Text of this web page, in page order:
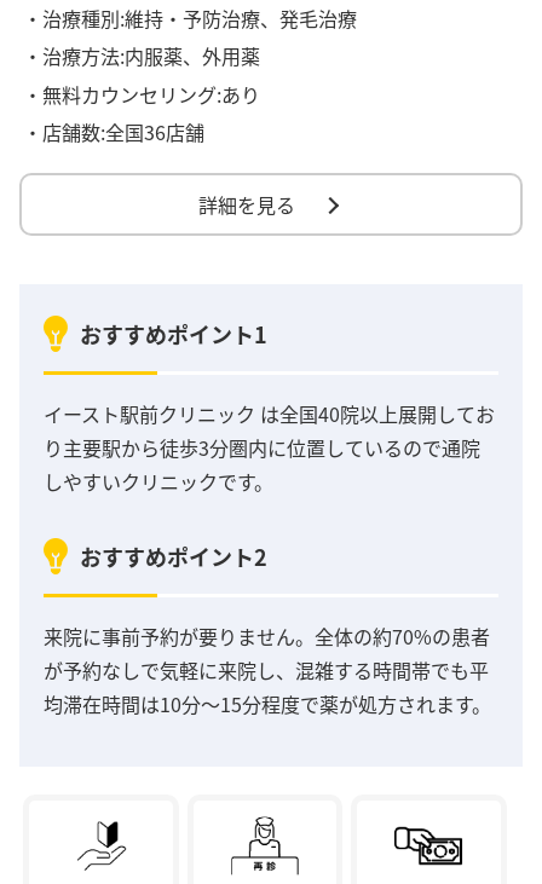
・治療種別:維持・予防治療、発毛治療
・治療方法:内服薬、外用薬
・無料カウンセリング:あり
・店舗数:全国36店舗
詳細を見る
おすすめポイント1
イースト駅前クリニック は全国40院以上展開してお
り主要駅から徒歩3分圏内に位置しているので通院
しやすいクリニックです。
おすすめポイント2
来院に事前予約が要りません。全体の約70%の患者
が予約なしで気軽に来院し、混雑する時間帯でも平
均滞在時間は10分～15分程度で薬が処方されます。